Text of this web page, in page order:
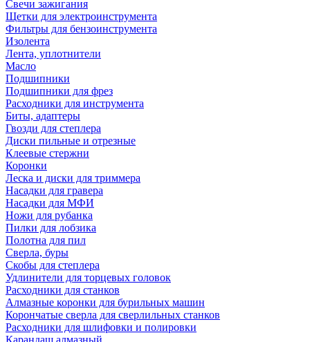
Свечи зажигания
Щетки для электроинструмента
Фильтры для бензоинструмента
Изолента
Лента, уплотнители
Масло
Подшипники
Подшипники для фрез
Расходники для инструмента
Биты, адаптеры
Гвозди для степлера
Диски пильные и отрезные
Клеевые стержни
Коронки
Леска и диски для триммера
Насадки для гравера
Насадки для МФИ
Ножи для рубанка
Пилки для лобзика
Полотна для пил
Сверла, буры
Скобы для степлера
Удлинители для торцевых головок
Расходники для станков
Алмазные коронки для бурильных машин
Корончатые сверла для сверлильных станков
Расходники для шлифовки и полировки
Карандаш алмазный